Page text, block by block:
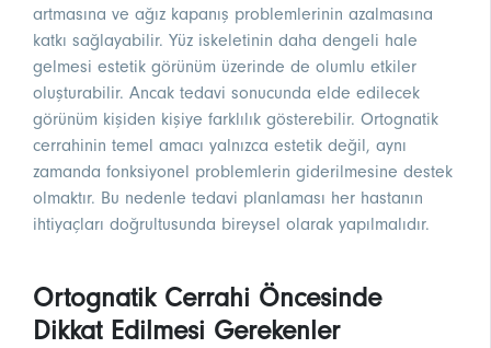
artmasına ve ağız kapanış problemlerinin azalmasına
katkı sağlayabilir. Yüz iskeletinin daha dengeli hale
gelmesi estetik görünüm üzerinde de olumlu etkiler
oluşturabilir. Ancak tedavi sonucunda elde edilecek
görünüm kişiden kişiye farklılık gösterebilir. Ortognatik
cerrahinin temel amacı yalnızca estetik değil, aynı
zamanda fonksiyonel problemlerin giderilmesine destek
olmaktır. Bu nedenle tedavi planlaması her hastanın
ihtiyaçları doğrultusunda bireysel olarak yapılmalıdır.
Ortognatik Cerrahi Öncesinde
Dikkat Edilmesi Gerekenler